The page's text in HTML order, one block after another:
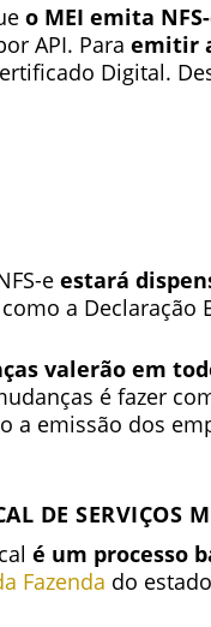
o MEI emita
API. Para emitir
Digital.
e estará
a Declaração
valerão em
é fazer
a emissão dos
DE SERVIÇOS
é um processo
Fazenda do